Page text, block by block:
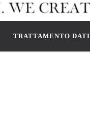
TRATTAMENTO DATI